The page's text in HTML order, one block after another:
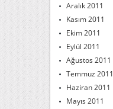
Aralık 2011
Kasım 2011
Ekim 2011
Eylül 2011
Ağustos 2011
Temmuz 2011
Haziran 2011
Mayıs 2011